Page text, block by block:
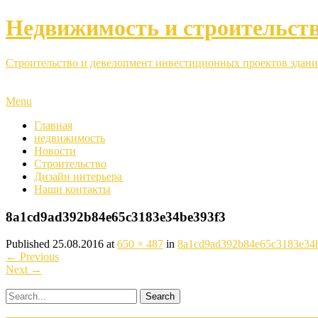
Недвижимость и
Строительство и девелопмент инвестиционных проектов
Menu
Главная
недвижимость
Новости
Строительство
Дизайн интерьера
Наши контакты
8a1cd9ad392b84e65c3183e34be393f3
Published 25.08.2016 at 650 × 487 in
← Previous
Next →